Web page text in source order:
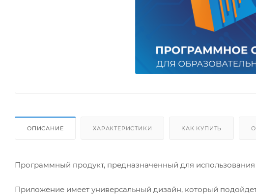
ОПИСАНИЕ ХАРАКТЕРИСТИКИ КАК КУПИТЬ
Программный продукт, предназначенный для
Приложение имеет универсальный дизайн, который